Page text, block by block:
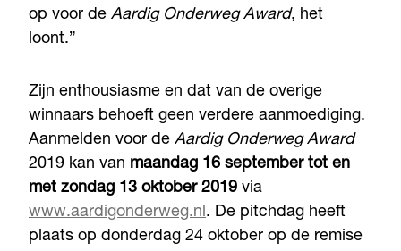
op voor de Aardig Onderweg Award, het
loont.”
Zijn enthousiasme en dat van de overige
winnaars behoeft geen verdere aanmoediging.
Aanmelden voor de Aardig Onderweg Award
2019 kan van maandag 16 september tot en
met zondag 13 oktober 2019 via
www.aardigonderweg.nl. De pitchdag heeft
plaats op donderdag 24 oktober op de remise